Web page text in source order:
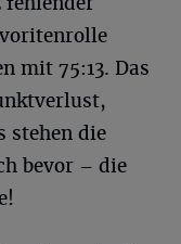
mit 75:13. Das
stehen die
bevor – die